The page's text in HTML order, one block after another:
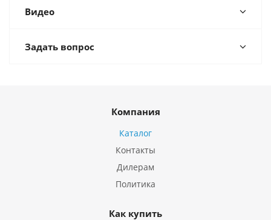
Видео
Задать вопрос
Компания
Каталог
Контакты
Дилерам
Политика
Как купить